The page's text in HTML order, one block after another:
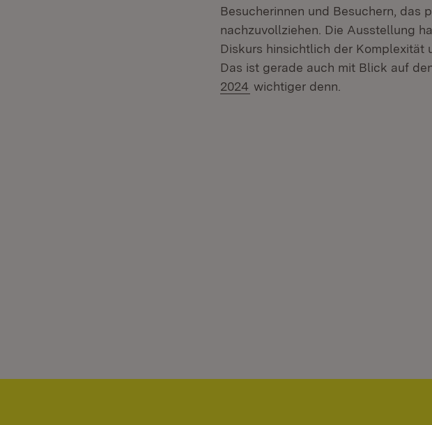
Besucherinnen und Besuchern, das
nachzuvollziehen. Die Ausstellung
Diskurs hinsichtlich der Komplexität
Das ist gerade auch mit Blick auf
2024 wichtiger denn.